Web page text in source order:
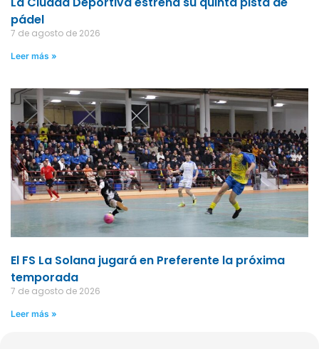
pádel
7 de agosto de 2026
Leer más »
El FS La Solana jugará en Preferente la próxima
temporada
7 de agosto de 2026
Leer más »